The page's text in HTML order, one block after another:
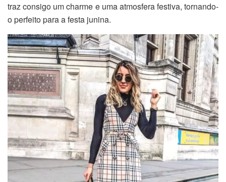
traz consigo um charme e uma atmosfera festiva, tornando-
o perfeito para a festa junina.